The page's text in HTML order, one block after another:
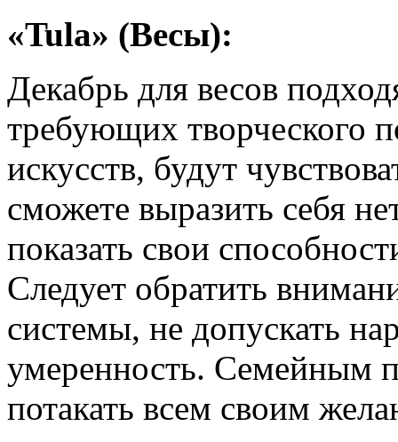
«Tula» (Весы):
Декабрь для весов
требующих творческого
искусств, будут
сможете выразить себя
показать свои
Следует обратить
системы, не допускать
умеренность. Семейным
потакать всем своим